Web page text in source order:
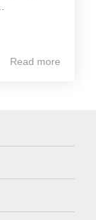
Read more